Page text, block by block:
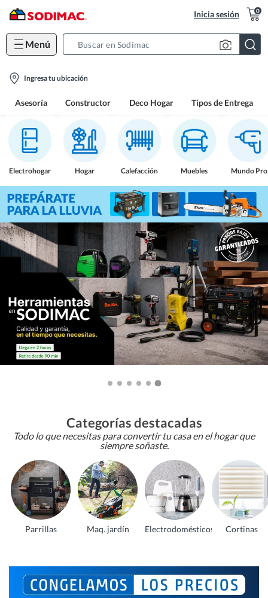
Inicia sesión 0
Menú
location-
Ingresa tu ubicación
Asesoría Constructor Deco Hogar Tipos de Entrega
Electrohogar Hogar Calefacción Muebles Mundo Pro
Categorías destacadas
Todo lo que necesitas para convertir tu casa en el hogar que
siempre soñaste.
Parrillas Maq. jardín Electrodomésticos Cortinas